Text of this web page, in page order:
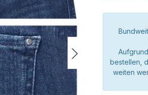
bestellen,
weiten